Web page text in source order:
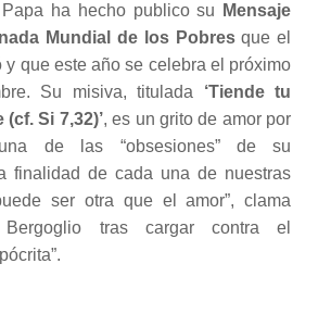
ha hecho publico su
Mensaje
Mundial de los Pobresque el
y que este año se celebra el próximo
Su misiva, titulada ‘Tiende tu
Si 7,32)’, es un grito de amor por
de las “obsesiones” de su
finalidad de cada una de nuestras
ser otra que el amor”, clama
tras cargar contra el